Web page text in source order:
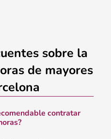
sobre la
de mayores
contratar